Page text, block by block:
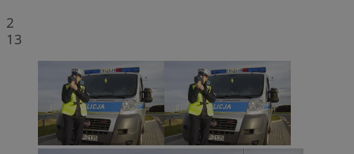
2
13